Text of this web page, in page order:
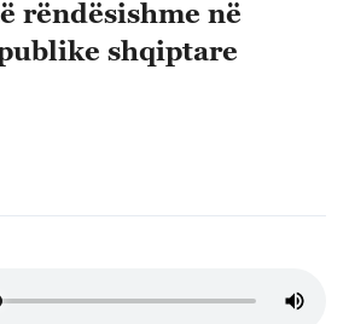
rëndësishme në
shqiptare